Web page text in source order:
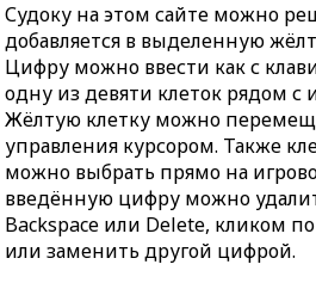
Судоку на этом сайте можно
добавляется в выделенную
Цифру можно ввести как с
одну из девяти клеток рядом с
Жёлтую клетку можно
управления курсором. Также
можно выбрать прямо на
введённую цифру можно
Backspace или Delete, кликом
или заменить другой цифрой.